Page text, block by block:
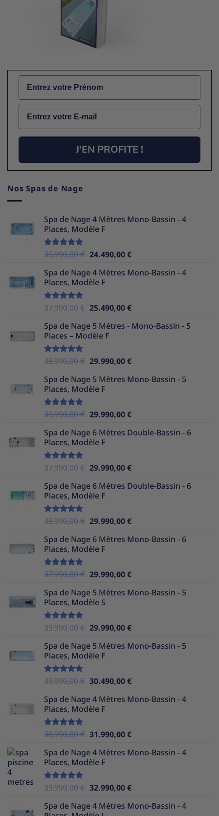
Name
Email
J'EN PROFITE !
Nos Spas de Nage
Spa de Nage 4 Mètres Mono-Bassin - 4
Places, Modèle F
Note5.00
35.990,00€ Le
initial
était :
24.490,00€Le
actuel
Spa de Nage 4 Mètres Mono-Bassin - 4
Places, Modèle F
Note5.00
37.990,00€ Le
initial
était :
25.490,00€Le
actuel
Spa de Nage 5 Mètres - Mono-Bassin - 5
Places – Modèle F
Note5.00
36.990,00€ Le
initial
était :
29.990,00€Le
actuel
Spa de Nage 5 Mètres Mono-Bassin - 5
Places, Modèle F
Note5.00
39.990,00€ Le
initial
était :
29.990,00€Le
actuel
Spa de Nage 6 Mètres Double-Bassin - 6
Places, Modèle F
Note5.00
37.990,00€ Le
initial
était :
29.990,00€Le
actuel
Spa de Nage 6 Mètres Double-Bassin - 6
Places, Modèle F
Note5.00
38.990,00€ Le
initial
était :
29.990,00€Le
actuel
Spa de Nage 6 Mètres Mono-Bassin - 6
Places, Modèle F
Note5.00
37.990,00€ Le
initial
était :
29.990,00€Le
actuel
Spa de Nage 5 Mètres Mono-Bassin - 5
Places, Modèle S
Note5.00
39.990,00€ Le
initial
était :
29.990,00€Le
actuel
Spa de Nage 5 Mètres Mono-Bassin - 5
Places, Modèle F
Note5.00
39.990,00€ Le
initial
était :
30.490,00€Le
actuel
Spa de Nage 4 Mètres Mono-Bassin - 4
Places, Modèle F
Note5.00
38.990,00€ Le
initial
était :
31.990,00€Le
actuel
Spa de Nage 4 Mètres Mono-Bassin - 4
Places, Modèle F
Note5.00
39.990,00€ Le
initial
32.990,00€Le
actuel
Spa de Nage 4 Mètres Mono-Bassin - 4